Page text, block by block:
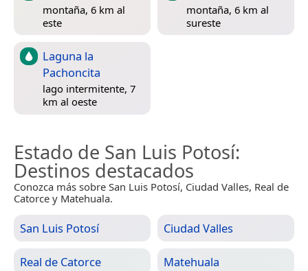
montaña, 6 km al
este
montaña, 6 km al
sureste
Laguna la
Pachoncita
lago intermitente, 7
km al oeste
Estado de San Luis Potosí:
Destinos destacados
Conozca más sobre San Luis Potosí, Ciudad Valles, Real de
Catorce y Matehuala.
San Luis Potosí Ciudad Valles
Real de Catorce Matehuala